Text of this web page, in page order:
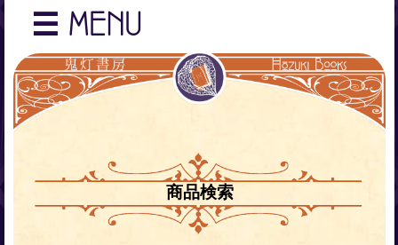
☰ MENU
商品検索